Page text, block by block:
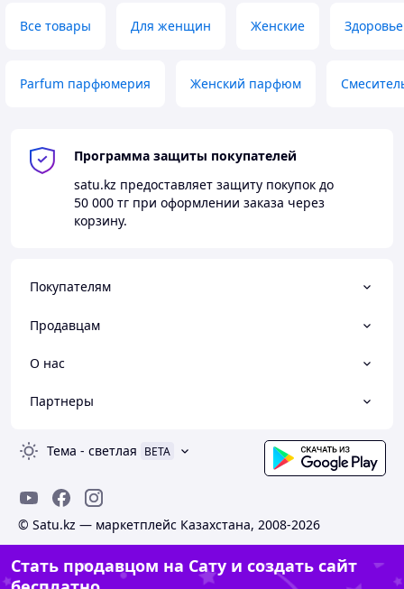
Все товары Для женщин Женские Здоровье
Parfum парфюмерия Женский парфюм
Программа защиты покупателей
satu.kz предоставляет защиту покупок до
50 000 тг при оформлении заказа через
корзину.
Покупателям
Продавцам
О нас
Партнеры
Тема - светлая BETA
© Satu.kz — маркетплейс Казахстана, 2008-2026
Стать продавцом на Сату и создать сайт